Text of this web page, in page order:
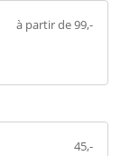
à partir de 99,-
45,-